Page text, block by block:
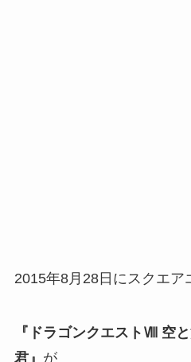
2015年8月28日にスクエア
『ドラゴンクエストⅧ 空
君』 が